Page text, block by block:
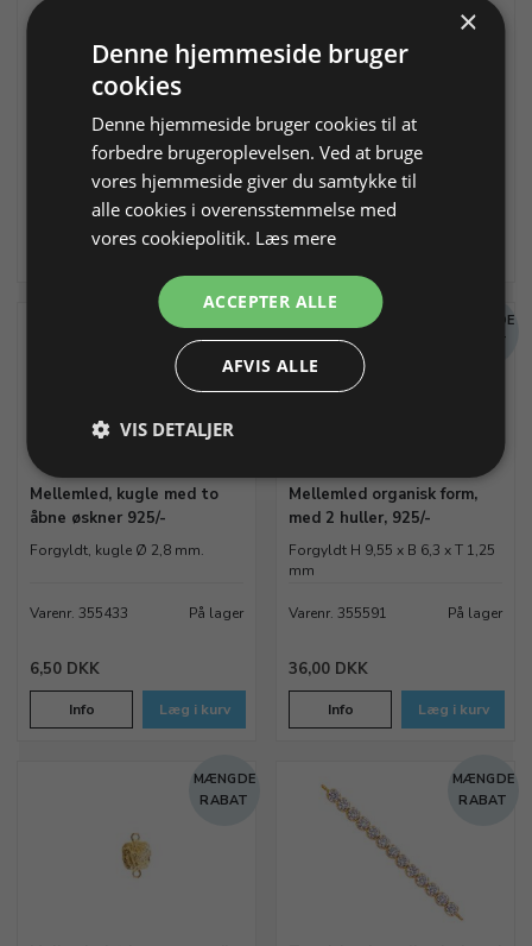
Sølvfarvet"
filigran Ø 14,5mm med 2 øjer
Varenr. 344210 På lager
4,00 DKK
Info Læg i kurv
"Antik-Sølvfarvet"
Varenr. 344230
4,00 DKK
Info
RABAT
Mellemled, kugle med to
åbne øskner 925/-
Forgyldt, kugle Ø 2,8 mm.
Varenr. 355433 På lager
6,50 DKK
Info Læg i kurv
MÆNGDE
RABAT
Mellemled organisk form,
med 2 huller, 925/-
Forgyldt H 9,55 x B 6,3 x T 1,25
mm
Varenr. 355591 På lager
36,00 DKK
Info Læg i kurv
MÆNGDE
RABAT
MÆNGDE
RABAT
×
Denne hjemmeside bruger
cookies
Denne hjemmeside bruger cookies til at
forbedre brugeroplevelsen. Ved at bruge
vores hjemmeside giver du samtykke til
alle cookies i overensstemmelse med
vores cookiepolitik. Læs mere
ACCEPTER ALLE
AFVIS ALLE
VIS DETALJER